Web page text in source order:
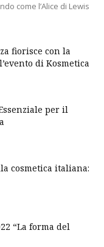
come l’Alice di Lewis
fiorisce con la
di Kosmetica
per il
cosmetica italiana:
“La forma del